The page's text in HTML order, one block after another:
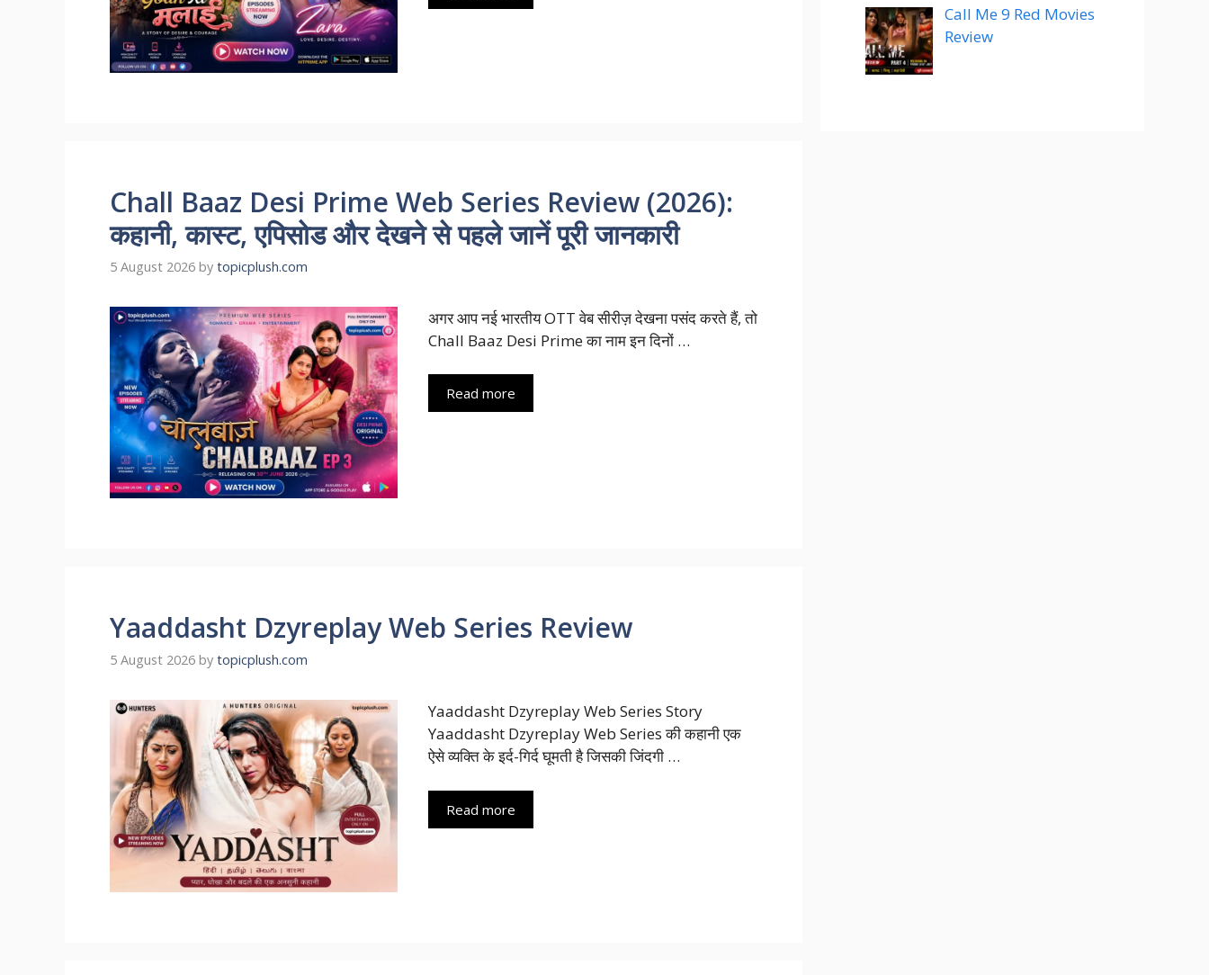
Chall Baaz Desi Prime Web Series Review (2026):
कहानी, कास्ट, एपिसोड और देखने से पहले जानें पूरी जानकारी
5 August 2026 by topicplush.com
अगर आप नई भारतीय OTT वेब सीरीज़ देखना पसंद करते हैं, तो
Chall Baaz Desi Prime का नाम इन दिनों …
Read more
Yaaddasht Dzyreplay Web Series Review
5 August 2026 by topicplush.com
Yaaddasht Dzyreplay Web Series Story
Yaaddasht Dzyreplay Web Series की कहानी एक
ऐसे व्यक्ति के इर्द-गिर्द घूमती है जिसकी जिंदगी …
Read more
Call Me 9 Red Movies
Review